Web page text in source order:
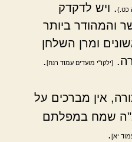
כט.). ויש לדקדק
והמהודר ביותר
ומרן השלחן
[ילקו"י מועדים עמוד רנח].
אין מברכים על
שמח במפלתם
יא].